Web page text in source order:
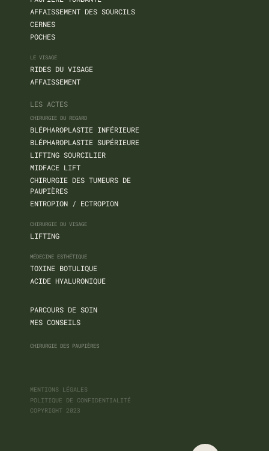
AFFAISSEMENT DES SOURCILS
CERNES
POCHES
LE VISAGE
RIDES DU VISAGE
AFFAISSEMENT
LES ACTES
CHIRURGIE DU REGARD
BLÉPHAROPLASTIE INFÉRIEURE
BLÉPHAROPLASTIE SUPÉRIEURE
LIFTING SOURCILIER
MIDFACE LIFT
CHIRURGIE DES TUMEURS DE
PAUPIÈRES
ENTROPION / ECTROPION
CHIRURGIE DU VISAGE
LIFTING
MÉDECINE ESTHÉTIQUE
TOXINE BOTULIQUE
ACIDE HYALURONIQUE
PARCOURS DE SOIN
MES CONSEILS
CHIRURGIE DES PAUPIÈRES
MENTIONS LÉGALES
POLITIQUE DE CONFIDENTIALITÉ
COPYRIGHT 2023